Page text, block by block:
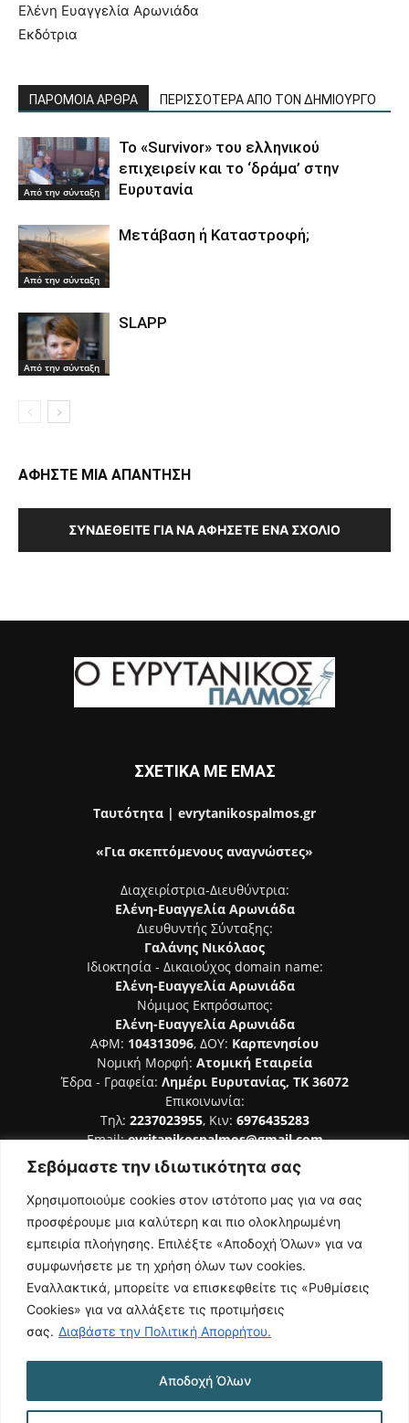
Σεβόμαστε την ιδιωτικότητα σας
Χρησιμοποιούμε cookies στον ιστότοπο μας για να σας
προσφέρουμε μια καλύτερη και πιο ολοκληρωμένη
εμπειρία πλοήγησης. Επιλέξτε «Αποδοχή Όλων» για να
συμφωνήσετε με τη χρήση όλων των cookies.
Εναλλακτικά, μπορείτε να επισκεφθείτε τις «Ρυθμίσεις
Cookies» για να αλλάξετε τις προτιμήσεις
σας. Διαβάστε την Πολιτική Απορρήτου.
Αποδοχή Όλων
Ελένη Ευαγγελία Αρωνιάδα
Εκδότρια
ΠΑΡΟΜΟΙΑ ΑΡΘΡΑ ΠΕΡΙΣΣΟΤΕΡΑ ΑΠΟ ΤΟΝ ΔΗΜΙΟΥΡΓΟ
Από την σύνταξη
Το «Survivor» του ελληνικού
επιχειρείν και το ‘δράμα’ στην
Ευρυτανία
Από την σύνταξη
Μετάβαση ή Καταστροφή;
Από την σύνταξη
SLAPP
ΑΦΗΣΤΕ ΜΙΑ ΑΠΑΝΤΗΣΗ
ΣΥΝΔΕΘΕΊΤΕ ΓΙΑ ΝΑ ΑΦΉΣΕΤΕ ΈΝΑ ΣΧΌΛΙΟ
ΣΧΕΤΙΚΑ ΜΕ ΕΜΑΣ
Ταυτότητα | evrytanikospalmos.gr
«Για σκεπτόμενους αναγνώστες»
Διαχειρίστρια-Διευθύντρια:
Ελένη-Ευαγγελία Αρωνιάδα
Διευθυντής Σύνταξης:
Γαλάνης Νικόλαος
Ιδιοκτησία - Δικαιούχος domain name:
Ελένη-Ευαγγελία Αρωνιάδα
Νόμιμος Εκπρόσωπος:
Ελένη-Ευαγγελία Αρωνιάδα
ΑΦΜ: 104313096, ΔΟΥ: Καρπενησίου
Νομική Μορφή: Ατομική Εταιρεία
Έδρα - Γραφεία: Λημέρι Ευρυτανίας, ΤΚ 36072
Επικοινωνία:
Τηλ: 2237023955, Κιν: 6976435283
Email:evritanikospalmos@gmail.com
Αριθμός Πιστοποίησης Μ.Η.Τ. 242044
ΑΚΟΛΟΥΘΗΣΕ ΜΑΣ
Όροι Χρήσης
Κατασκευή Ιστοσελίδας | Κοκοτίνης Δημήτριος